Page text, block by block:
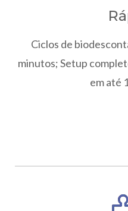
Ciclos de
minutos; Setup
em até